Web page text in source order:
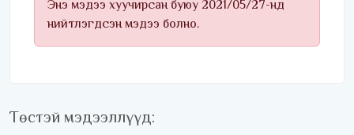
Энэ мэдээ хуучирсан буюу 2021/05/27-нд
нийтлэгдсэн мэдээ болно.
Төстэй мэдээллүүд: